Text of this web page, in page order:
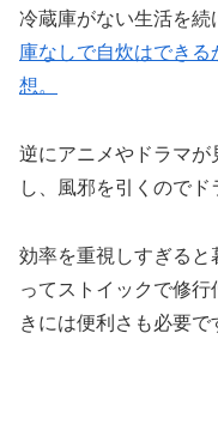
冷蔵庫がない生活を
庫なしで自炊はでき
想。
逆にアニメやドラマが
し、風邪を引くのでド
効率を重視しすぎる
ってストイックで修
きには便利さも必要で